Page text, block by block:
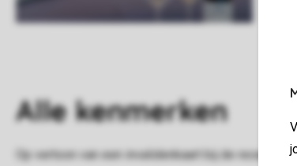
Allekenmerken
Op vertoon van een invalidenkaart bij de receptie